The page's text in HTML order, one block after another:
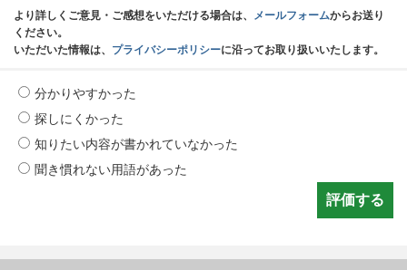
より詳しくご意見・ご感想をいただける場合は、 メールフォームからお送り
ください。
いただいた情報は、 プライバシーポリシーに沿ってお取り扱いいたします。
分かりやすかった
探しにくかった
知りたい内容が書かれていなかった
聞き慣れない用語があった